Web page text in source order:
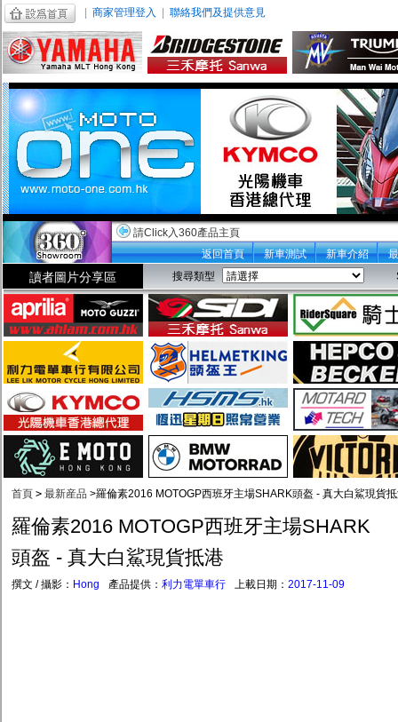
商家管理登入 聯絡我們及提供意見
請Click入360產品主頁
返回首頁
新車測試 新車介紹
讀者圖片分享區 搜尋類型
首頁 > 最新産品 >羅倫素2016 MOTOGP西班牙主場SHARK頭盔 - 真大白鯊現貨
羅倫素2016 MOTOGP西班牙主場SHARK
頭盔 - 真大白鯊現貨抵港
撰文 / 攝影： Hong 產品提供： 利力電單車行 上載日期： 2017-11-09